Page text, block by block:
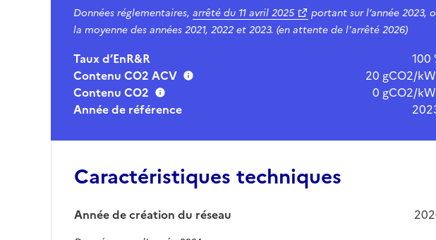
Données réglementaires, arrêté du 11 avril 2025
portant sur l’année 2023,
la moyenne des années 2021, 2022 et 2023. (en attente de l'arrêté 2026)
Taux d’EnR&R
100
Contenu CO2 ACV
20 gCO2/
Contenu CO2
0 gCO2/
Année de référence
Caractéristiques techniques
Année de création du réseau